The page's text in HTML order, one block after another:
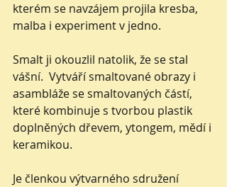
kterém se navzájem projila kresba,
malba i experiment v jedno.
Smalt ji okouzlil natolik, že se stal
vášní.  Vytváří smaltované obrazy i
asambláže se smaltovaných částí,
které kombinuje s tvorbou plastik
doplněných dřevem, ytongem, mědí i
keramikou.
Je členkou výtvarného sdružení